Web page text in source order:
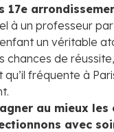
17e
à un professeur
un véritable
chances de
qu’il fréquente à
au mieux les
avec